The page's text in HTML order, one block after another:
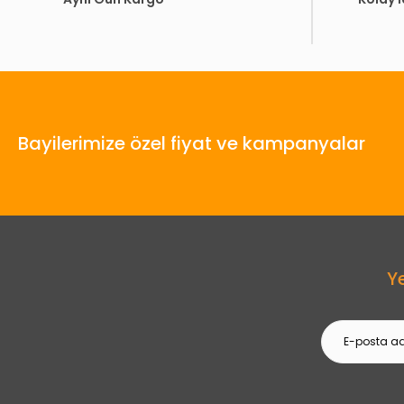
Bayilerimize özel fiyat ve kampanyalar